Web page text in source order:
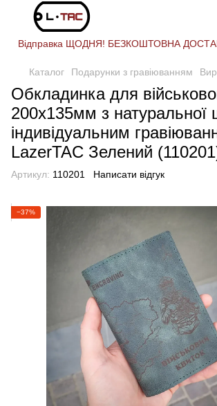
Відправка ЩОДНЯ! БЕЗКОШТОВНА
Каталог Подарунки з гравіюванням
Обкладинка для
200х135мм з натуральної
індивідуальним
LazerTAC Зелений
Артикул: 110201 Написати відгук
−37%